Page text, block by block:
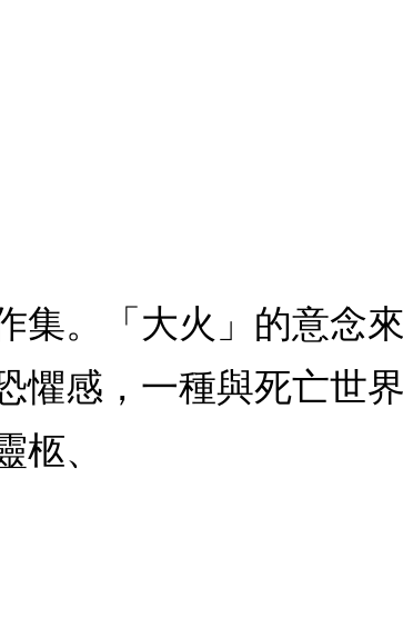
集。「大火」的意念
懼感，一種與死亡世
柩、